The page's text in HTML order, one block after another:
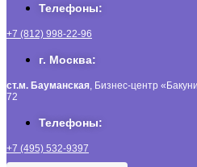
Телефоны:
+7 (812) 998-22-96
г. Москва:
ст.м. Бауманская, Бизнес-центр
72
Телефоны:
+7 (495) 532-9397